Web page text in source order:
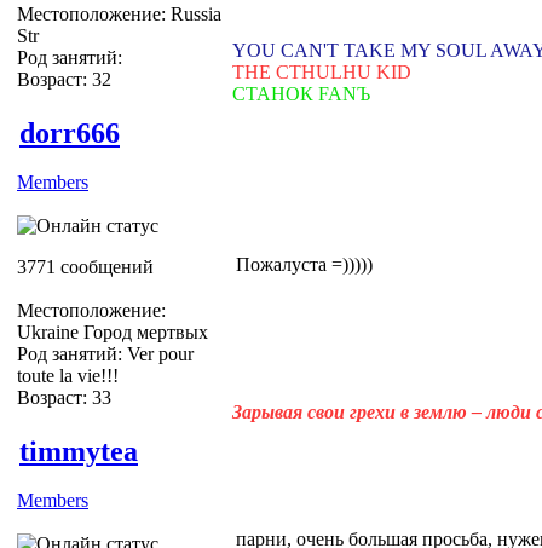
Местоположение: Russia
Str
Род занятий:
Возраст: 32
YOU CAN'T TAKE MY SOUL
THE CTHULHU KID
СТАНОК FANЪ
dorr666
Members
3771 сообщений
Местоположение:
Ukraine Город мертвых
Род занятий: Ver pour
toute la vie!!!
Возраст: 33
Пожалуста =)))))
Зарывая свои грехи в землю –
timmytea
Members
парни, очень большая просьба,